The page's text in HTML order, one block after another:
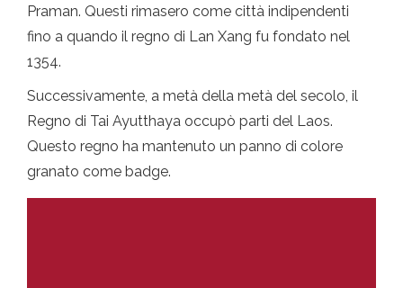
Praman. Questi rimasero come città indipendenti
fino a quando il regno di Lan Xang fu fondato nel
1354.
Successivamente, a metà della metà del secolo, il
Regno di Tai Ayutthaya occupò parti del Laos.
Questo regno ha mantenuto un panno di colore
granato come badge.